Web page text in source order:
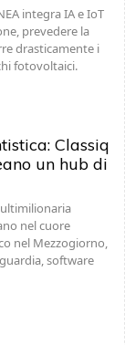
integra IA e IoT
prevedere la
drasticamente i
fotovoltaici.
Classiq
un hub di
nel cuore
nel Mezzogiorno,
software